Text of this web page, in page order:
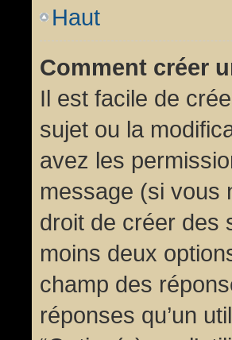
Haut
Comment créer
Il est facile de
sujet ou la
avez les
message (si vous
droit de créer des
moins deux
champ des
réponses qu’un